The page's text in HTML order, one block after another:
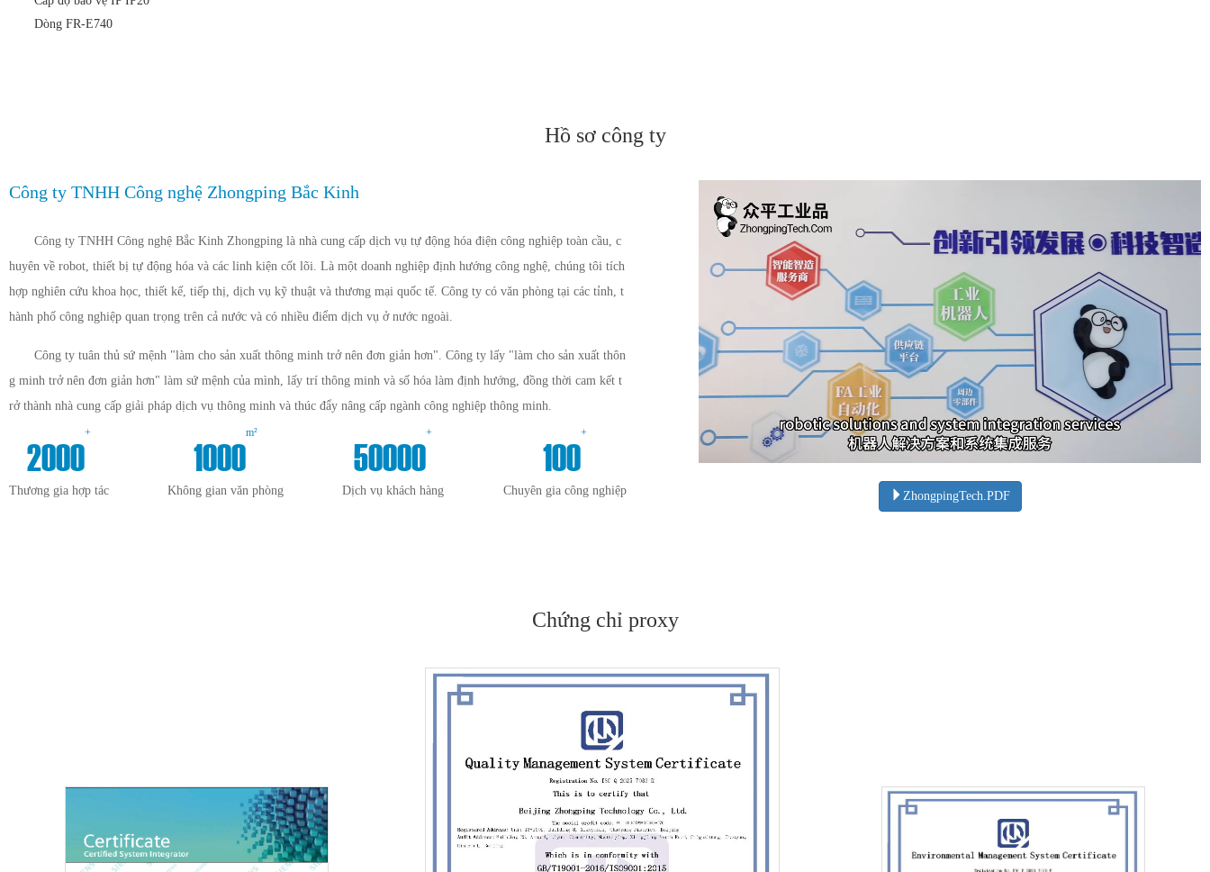
Dòng FR-E740
Hồ sơ công ty
Công ty TNHH Công nghệ Zhongping Bắc Kinh
Công ty TNHH Công nghệ Bắc Kinh Zhongping là nhà cung cấp dịch vụ tự động hóa điện công nghiệp toàn cầu, c
huyên về robot, thiết bị tự động hóa và các linh kiện cốt lõi. Là một doanh nghiệp định hướng công nghệ, chúng tôi tích
hợp nghiên cứu khoa học, thiết kế, tiếp thị, dịch vụ kỹ thuật và thương mại quốc tế. Công ty có văn phòng tại các tỉnh, t
hành phố công nghiệp quan trọng trên cả nước và có nhiều điểm dịch vụ ở nước ngoài.
Công ty tuân thủ sứ mệnh "làm cho sản xuất thông minh trở nên đơn giản hơn". Công ty lấy "làm cho sản xuất thôn
g minh trở nên đơn giản hơn" làm sứ mệnh của mình, lấy trí thông minh và số hóa làm định hướng, đồng thời cam kết t
rở thành nhà cung cấp giải pháp dịch vụ thông minh và thúc đẩy nâng cấp ngành công nghiệp thông minh.
2000
+
Thương gia hợp tác
1000
m²
Không gian văn phòng
50000
+
Dịch vụ khách hàng
100
+
Chuyên gia công nghiệp ZhongpingTech.PDF
Chứng chỉ proxy